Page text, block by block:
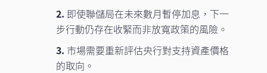
2. 即使聯儲局在未來數月暫停加息，下一
步行動仍存在收緊而非放寬政策的風險。
3. 市場需要重新評估央行對支持資產價格
的取向。